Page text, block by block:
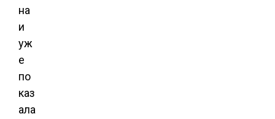
на
и
уж
е
по
каз
ала